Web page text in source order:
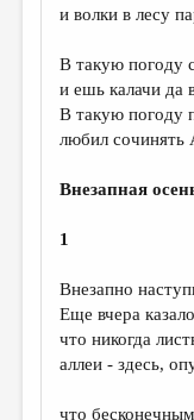
и волки в лесу
В такую погоду
и ешь калачи да
В такую погоду
любил
Внезапная
1
Внезапно
Еще вчера
что никогда
аллеи - здесь,
что